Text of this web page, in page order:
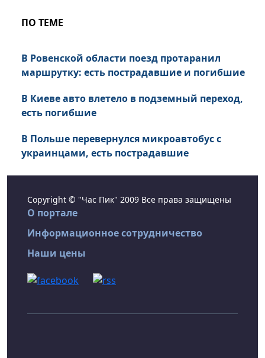
ПО ТЕМЕ
В Ровенской области поезд протаранил
маршрутку: есть пострадавшие и погибшие
В Киеве авто влетело в подземный переход,
есть погибшие
В Польше перевернулся микроавтобус с
украинцами, есть пострадавшие
Copyright © "Час Пик" 2009 Все права защищены
О портале
Информационное сотрудничество
Наши цены